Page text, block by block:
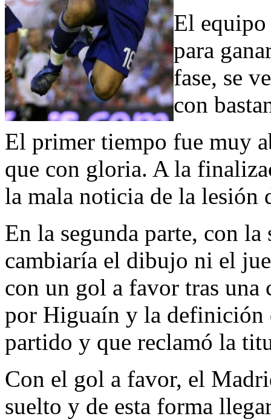
El
para
fase, se
con
El primer tiempo fue muy
que con gloria. A la
la mala noticia de la lesión
En la segunda parte, con
cambiaría el dibujo ni el
con un gol a favor tras una
por Higuaín y la definición
partido y que reclamó la
Con el gol a favor, el
suelto y de esta forma